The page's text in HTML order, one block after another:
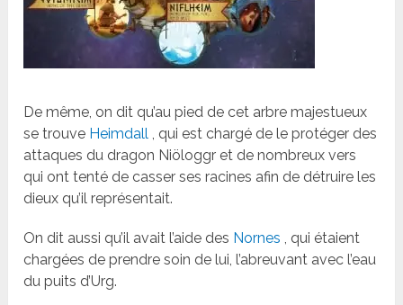
De même, on dit qu’au pied de cet arbre majestueux
se trouve Heimdall , qui est chargé de le protéger des
attaques du dragon Niöloggr et de nombreux vers
qui ont tenté de casser ses racines afin de détruire les
dieux qu’il représentait.
On dit aussi qu’il avait l’aide des Nornes , qui étaient
chargées de prendre soin de lui, l’abreuvant avec l’eau
du puits d’Urg.